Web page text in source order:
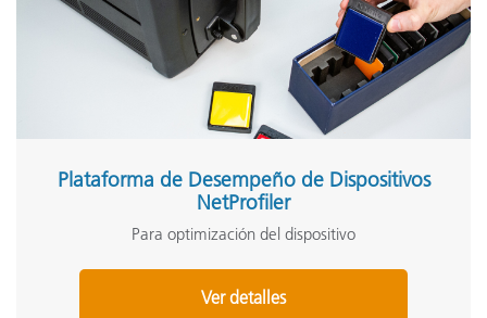
Plataforma de Desempeño de Dispositivos
NetProfiler
Para optimización del dispositivo
Ver detalles